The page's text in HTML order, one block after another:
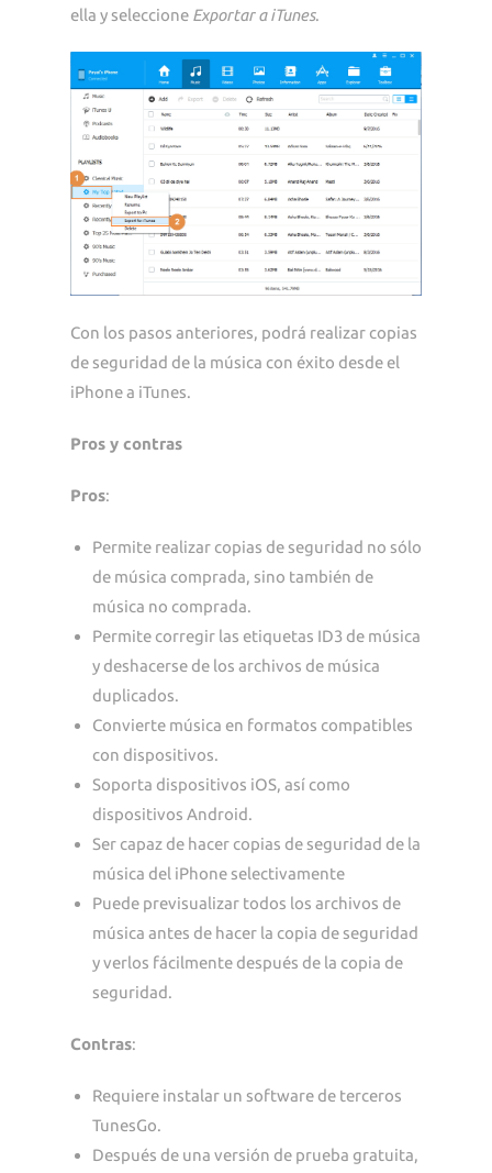
ella y seleccione Exportar a iTunes.
Con los pasos anteriores, podrá realizar copias
de seguridad de la música con éxito desde el
iPhone a iTunes.
Pros y contras
Pros:
Permite realizar copias de seguridad no sólo
de música comprada, sino también de
música no comprada.
Permite corregir las etiquetas ID3 de música
y deshacerse de los archivos de música
duplicados.
Convierte música en formatos compatibles
con dispositivos.
Soporta dispositivos iOS, así como
dispositivos Android.
Ser capaz de hacer copias de seguridad de la
música del iPhone selectivamente
Puede previsualizar todos los archivos de
música antes de hacer la copia de seguridad
y verlos fácilmente después de la copia de
seguridad.
Contras:
Requiere instalar un software de terceros
TunesGo.
Después de una versión de prueba gratuita,